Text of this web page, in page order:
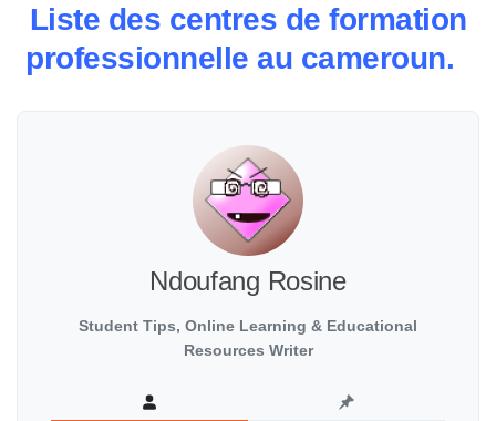
Liste des centres de formation
professionnelle au cameroun.
Ndoufang Rosine
Student Tips, Online Learning & Educational
Resources Writer